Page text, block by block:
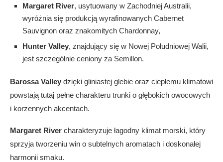
Margaret River, usytuowany w Zachodniej Australii,
wyróżnia się produkcją wyrafinowanych Cabernet
Sauvignon oraz znakomitych Chardonnay,
Hunter Valley, znajdujący się w Nowej Południowej Walii,
jest szczególnie ceniony za Semillon.
Barossa Valley dzięki gliniastej glebie oraz ciepłemu klimatowi
powstają tutaj pełne charakteru trunki o głębokich owocowych
i korzennych akcentach.
Margaret River charakteryzuje łagodny klimat morski, który
sprzyja tworzeniu win o subtelnych aromatach i doskonałej
harmonii smaku.